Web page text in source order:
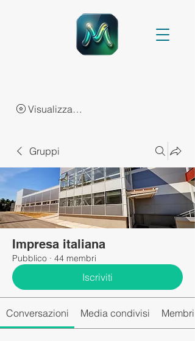
Visualizza punti
Gruppi
Impresa italiana
Pubblico · 44 membri
Iscriviti
Conversazioni Media condivisi